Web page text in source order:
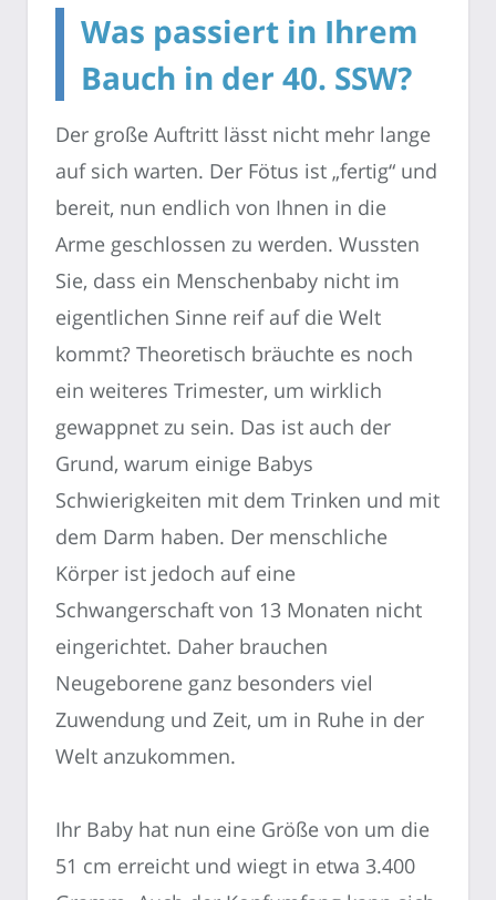
Was passiert in Ihrem
Bauch in der 40. SSW?
Der große Auftritt lässt nicht mehr lange
auf sich warten. Der Fötus ist „fertig“ und
bereit, nun endlich von Ihnen in die
Arme geschlossen zu werden. Wussten
Sie, dass ein Menschenbaby nicht im
eigentlichen Sinne reif auf die Welt
kommt? Theoretisch bräuchte es noch
ein weiteres Trimester, um wirklich
gewappnet zu sein. Das ist auch der
Grund, warum einige Babys
Schwierigkeiten mit dem Trinken und mit
dem Darm haben. Der menschliche
Körper ist jedoch auf eine
Schwangerschaft von 13 Monaten nicht
eingerichtet. Daher brauchen
Neugeborene ganz besonders viel
Zuwendung und Zeit, um in Ruhe in der
Welt anzukommen.
Ihr Baby hat nun eine Größe von um die
51 cm erreicht und wiegt in etwa 3.400